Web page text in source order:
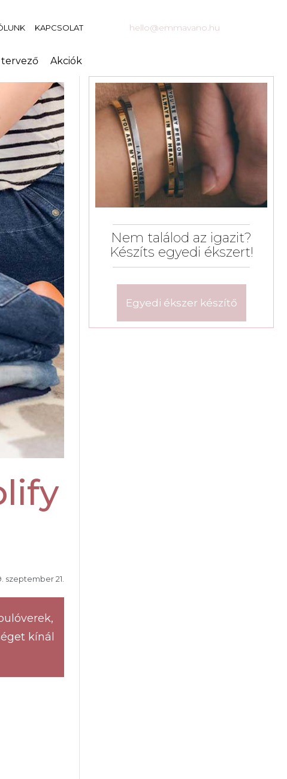
KAPCSOLAT hello@emmavano.hu
tervező Akciók
szeptember 21.
kínál
Nem találod az igazit?
Készíts egyedi ékszert!
Egyedi ékszer készítő